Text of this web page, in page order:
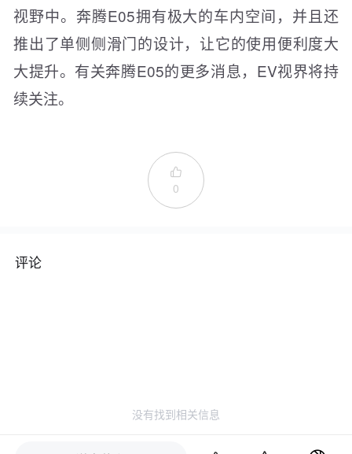
视野中。奔腾E05拥有极大的车内空间，并且还
推出了单侧侧滑门的设计，让它的使用便利度大
大提升。有关奔腾E05的更多消息，EV视界将持
续关注。

0
评论
没有找到相关信息